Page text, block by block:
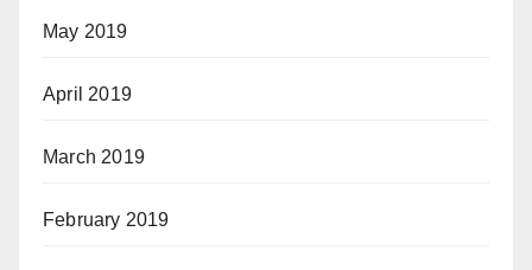
May 2019
April 2019
March 2019
February 2019